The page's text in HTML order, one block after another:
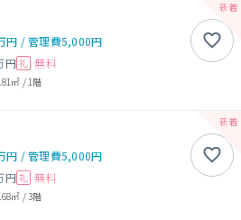
円 /管理費5,000円
円 礼 無料
㎡ / 1階
円 /管理費5,000円
円 礼 無料
㎡ /3階